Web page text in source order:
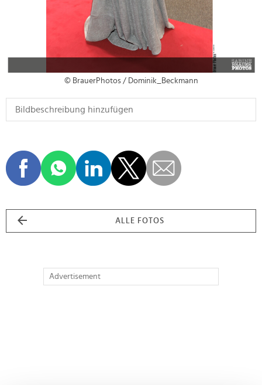
© BrauerPhotos / Dominik_Beckmann
ALLE FOTOS
Advertisement